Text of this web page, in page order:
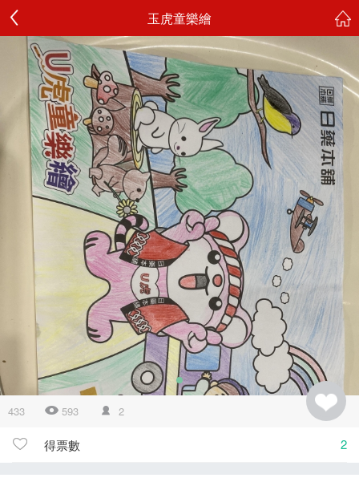
玉虎童樂繪
433 593 2
得票數 2